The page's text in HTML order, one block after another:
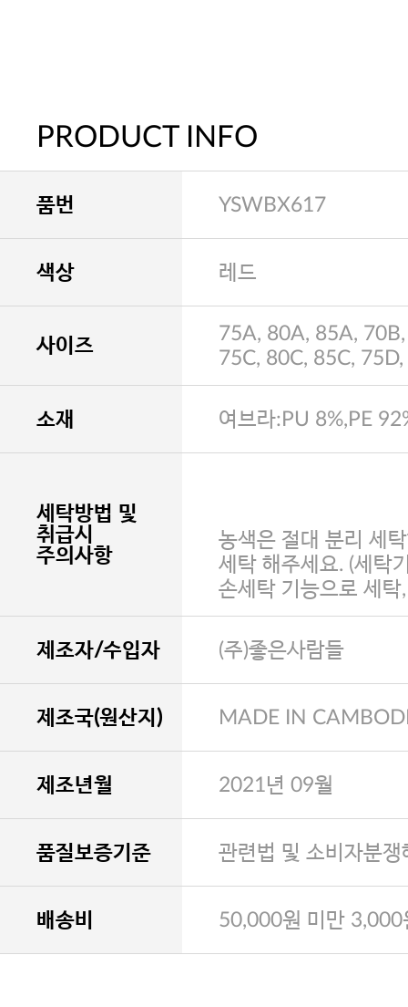
PRODUCT INFO
품번 YSWBX617
색상 레드
사이즈
75A, 80A, 85A,
75C, 80C, 85C,
소재 여브라:PU 8%,PE
세탁방법 및
취급시
주의사항
농색은 절대 분리 세
세탁 해주세요. (세탁
손세탁 기능으로 세탁
제조자/수입자 (주)좋은사람들
제조국(원산지) MADE IN
제조년월 2021년 09월
품질보증기준 관련법 및 소비자분
배송비 50,000원 미만 3,000